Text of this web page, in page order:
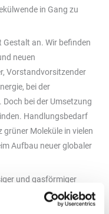
in Gang zu
Gestalt an. Wir befinden
neuen
Vorstandvorsitzender
bei der
bei der Umsetzung
Handlungsbedarf
grüner Moleküle in vielen
Aufbau neuer globaler
und gasförmiger
weitere
es auch künftig